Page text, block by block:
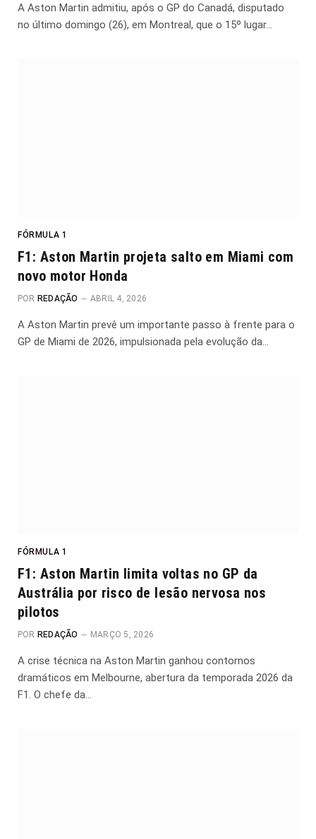
A Aston Martin admitiu, após o GP do Canadá, disputado
no último domingo (26), em Montreal, que o 15º lugar…
FÓRMULA 1
F1: Aston Martin projeta salto em Miami com
novo motor Honda
POR REDAÇÃO ABRIL 4, 2026
A Aston Martin prevê um importante passo à frente para o
GP de Miami de 2026, impulsionada pela evolução da…
FÓRMULA 1
F1: Aston Martin limita voltas no GP da
Austrália por risco de lesão nervosa nos
pilotos
POR REDAÇÃO MARÇO 5, 2026
A crise técnica na Aston Martin ganhou contornos
dramáticos em Melbourne, abertura da temporada 2026 da
F1. O chefe da…